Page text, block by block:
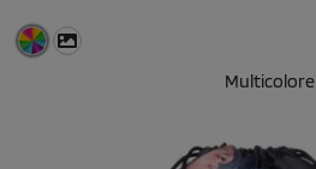
Multicolore